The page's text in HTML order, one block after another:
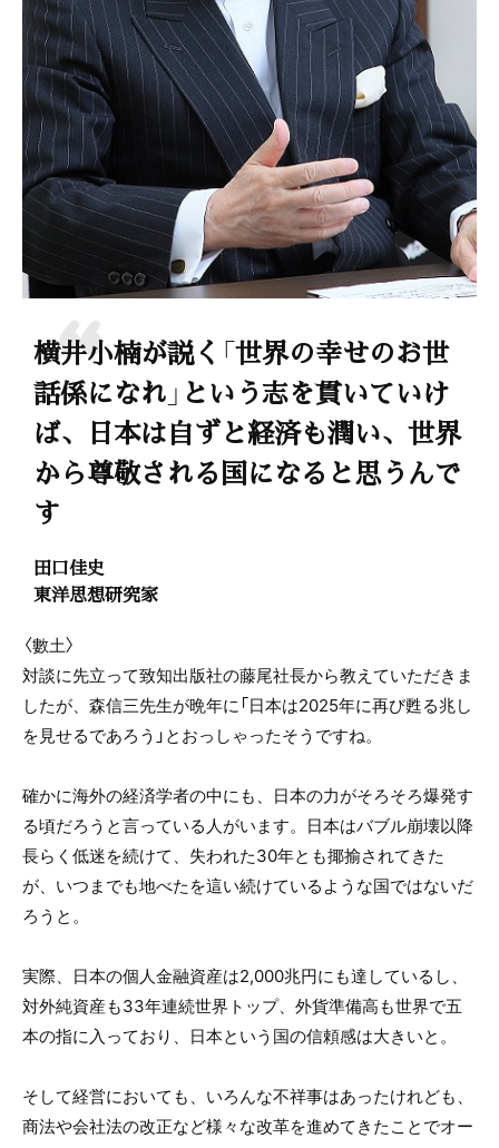
横井小楠が説く「世界の幸せのお世
話係になれ」という志を貫いていけ
ば、日本は自ずと経済も潤い、世界
から尊敬される国になると思うんで
す
田口佳史
東洋思想研究家
〈數土〉
対談に先立って致知出版社の藤尾社長から教えていただきま
したが、森信三先生が晩年に「日本は2025年に再び甦る兆し
を見せるであろう」とおっしゃったそうですね。
確かに海外の経済学者の中にも、日本の力がそろそろ爆発す
る頃だろうと言っている人がいます。日本はバブル崩壊以降
長らく低迷を続けて、失われた30年とも揶揄されてきた
が、いつまでも地べたを這い続けているような国ではないだ
ろうと。
実際、日本の個人金融資産は2,000兆円にも達しているし、
対外純資産も33年連続世界トップ、外貨準備高も世界で五
本の指に入っており、日本という国の信頼感は大きいと。
そして経営においても、いろんな不祥事はあったけれども、
商法や会社法の改正など様々な改革を進めてきたことでオー